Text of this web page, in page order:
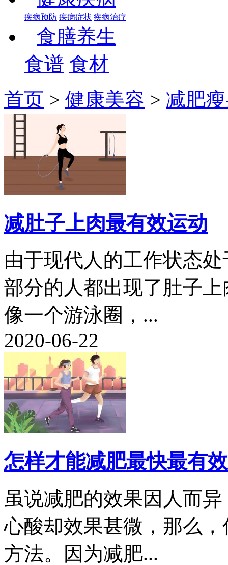
疾病预防 疾病症状 疾病治疗
食膳养生
食谱 食材
首页 > 健康美容 > 减肥
减肚子上肉最有效运动
由于现代人的工作状态
部分的人都出现了肚子
像一个游泳圈，...
2020-06-22
怎样才能减肥最快最有
虽说减肥的效果因人而
心酸却效果甚微，那么
方法。因为减肥...